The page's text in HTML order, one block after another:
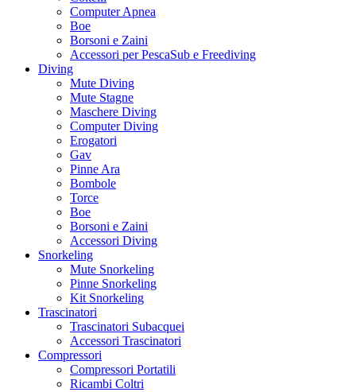
Computer Apnea
Boe
Borsoni e Zaini
Accessori per PescaSub e Freediving
Diving
Mute Diving
Mute Stagne
Maschere Diving
Computer Diving
Erogatori
Gav
Pinne Ara
Bombole
Torce
Boe
Borsoni e Zaini
Accessori Diving
Snorkeling
Mute Snorkeling
Pinne Snorkeling
Kit Snorkeling
Trascinatori
Trascinatori Subacquei
Accessori Trascinatori
Compressori
Compressori Portatili
Ricambi Coltri